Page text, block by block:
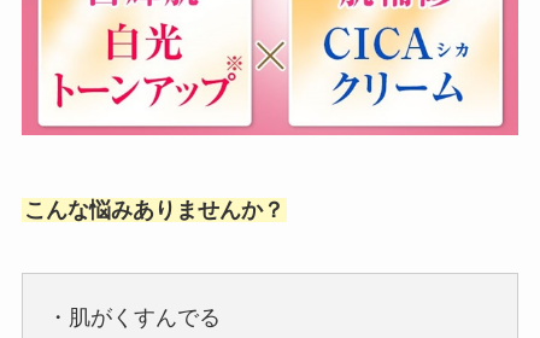
こんな悩みありませんか？
・肌がくすんでる